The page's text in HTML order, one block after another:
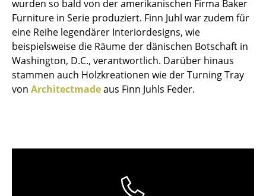
... alle Aufbewahrungsmöbel
Licht
Hängeleuchten & Deckenleuchten
Stehleuchten & Leseleuchten
wurden so bald von der amerikanischen Firma Baker
Furniture in Serie produziert. Finn Juhl war zudem für
eine Reihe legendärer Interiordesigns, wie
beispielsweise die Räume der dänischen Botschaft in
Washington, D.C., verantwortlich. Darüber hinaus
stammen auch Holzkreationen wie der Turning Tray
von Architectmadeaus Finn Juhls Feder.